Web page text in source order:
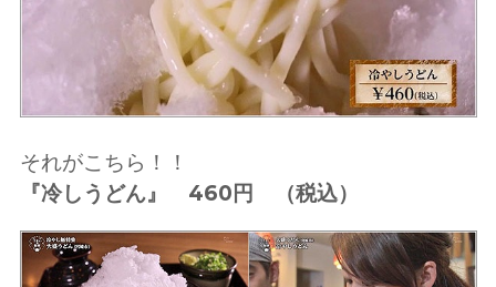
それがこちら！！
『冷しうどん』 460円 （税込）